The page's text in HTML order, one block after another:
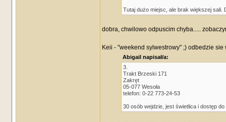
Tutaj dużo miejsc, ale brak większej sali.
dobra, chwilowo odpuscim chyba.....
Keii - "weekend sylwestrowy" ;) odbedzie
Abigail napisał/a:
3.
Trakt Brzeski 171
Zakręt
05-077 Wesoła
telefon: 0-22 773-24-53
30 osób wejdzie, jest świetlica i dostęp do